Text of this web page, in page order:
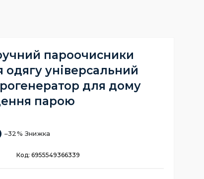
пароочисники
універсальний
для дому
парою
–32%
Код: 6955549366339